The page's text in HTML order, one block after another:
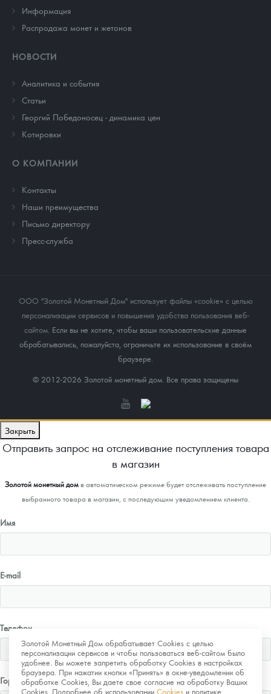
Информация
Распродажа монет и жетонов
НОВОСТИ
Аналитика и события
Cтатьи
Георгий Победоносец - динамика цен
Котировки
О КОМПАНИИ
Контакты
Наши преимущества
Письмо директору
Пресс-служба
ООО "Золотой Монетный Дом" использует файлы «cookie» с целью
персонализации сервисов и повышения удобства пользования веб-
сайтом. Если вы не хотите, чтобы ваши пользовательские данные
обрабатывались, пожалуйста, ограничьте их использование в своём
браузере.
© 2012-2026 Золотой монетный дом. Все права защищены
Золотой Монетный Дом обрабатывает Cookies с целью
персонализации сервисов и чтобы пользоваться веб-сайтом было
удобнее. Вы можете запретить обработку Cookies в настройках
браузера. При нажатии кнопки «Принять» в окне-уведомлении об
обработке Cookies, Вы даете свое согласие на обработку Ваших
Cookies. Подробнее об использовании Cookies и политике
Закрыть
Отправить запрос на отслеживание поступления товара
в магазин
Золотой монетный домв автоматическом режиме будет отслеживать поступление
выбранного товара в магазин, с последующим уведомлением клиента.
Имя
E-mail
Телефон
Город